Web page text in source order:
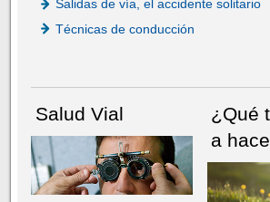
Salidas de vía, el accidente solitario
Técnicas de conducción
Salud Vial
¿Qué
a